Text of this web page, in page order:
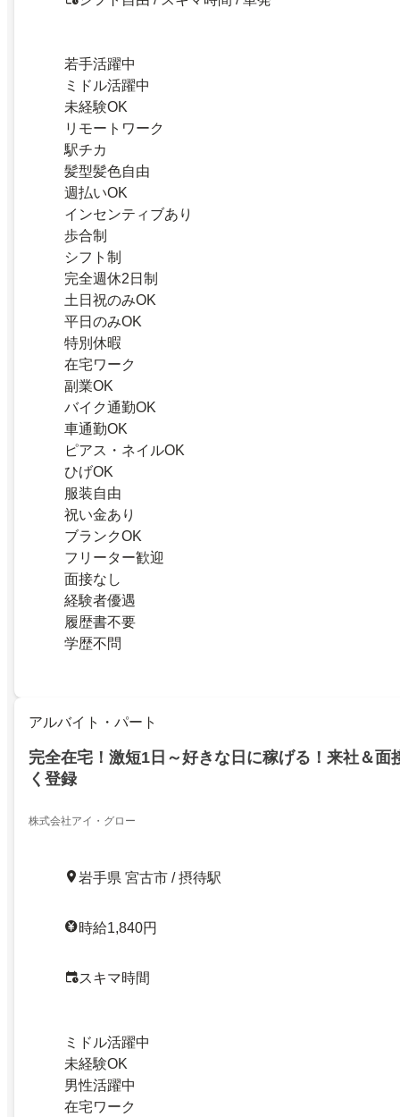
若手活躍中
ミドル活躍中
未経験OK
リモートワーク
駅チカ
髪型髪色自由
週払いOK
インセンティブあり
歩合制
シフト制
完全週休2日制
土日祝のみOK
平日のみOK
特別休暇
在宅ワーク
副業OK
バイク通勤OK
車通勤OK
ピアス・ネイルOK
ひげOK
服装自由
祝い金あり
ブランクOK
フリーター歓迎
面接なし
経験者優遇
履歴書不要
学歴不問
アルバイト・パート
完全在宅！激短1日～好きな日に稼げる！来社＆面
く登録
株式会社アイ・グロー
岩手県 宮古市 / 摂待駅
時給1,840円
スキマ時間
ミドル活躍中
未経験OK
男性活躍中
在宅ワーク